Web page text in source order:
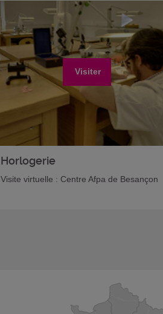
Visiter
Horlogerie
Visite virtuelle : Centre Afpa de Besançon